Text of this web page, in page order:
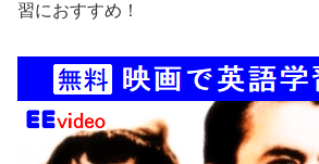
習におすすめ！